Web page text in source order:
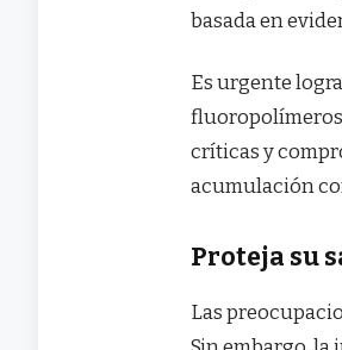
basada en
Es urgente
fluoropolímeros
críticas y
acumulación
Proteja su
Las